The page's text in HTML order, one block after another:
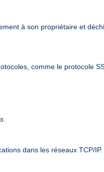
à son propriétaire et
comme le protocole
dans les réseaux TCP/